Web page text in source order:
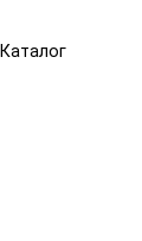
Каталог